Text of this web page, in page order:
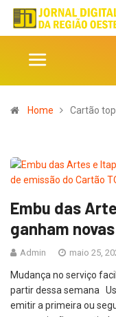
Home Cartão top
Embu das
ganham
Admin maio 25,
Mudança no serviço
partir dessa semana
emitir a primeira ou